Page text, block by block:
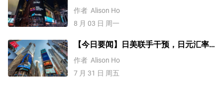
伊谈判或重启，原油价格大跌8%
作者 Alison Ho
8 月 03 日 周一
【今日要闻】日美联手干预，日元汇率
巨震！ AI股大涨
作者 Alison Ho
7 月 31 日 周五